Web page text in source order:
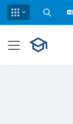
Sānu panelis